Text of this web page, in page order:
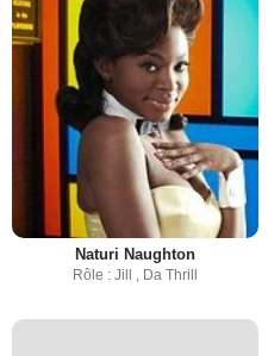
Naturi Naughton
Rôle : Jill , Da Thrill